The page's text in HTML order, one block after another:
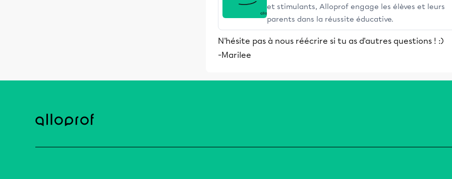
et stimulants, Alloprof engage les élèves et leurs
parents dans la réussite éducative.
N'hésite pas à nous réécrire si tu as d'autres questions ! :)
-Marilee